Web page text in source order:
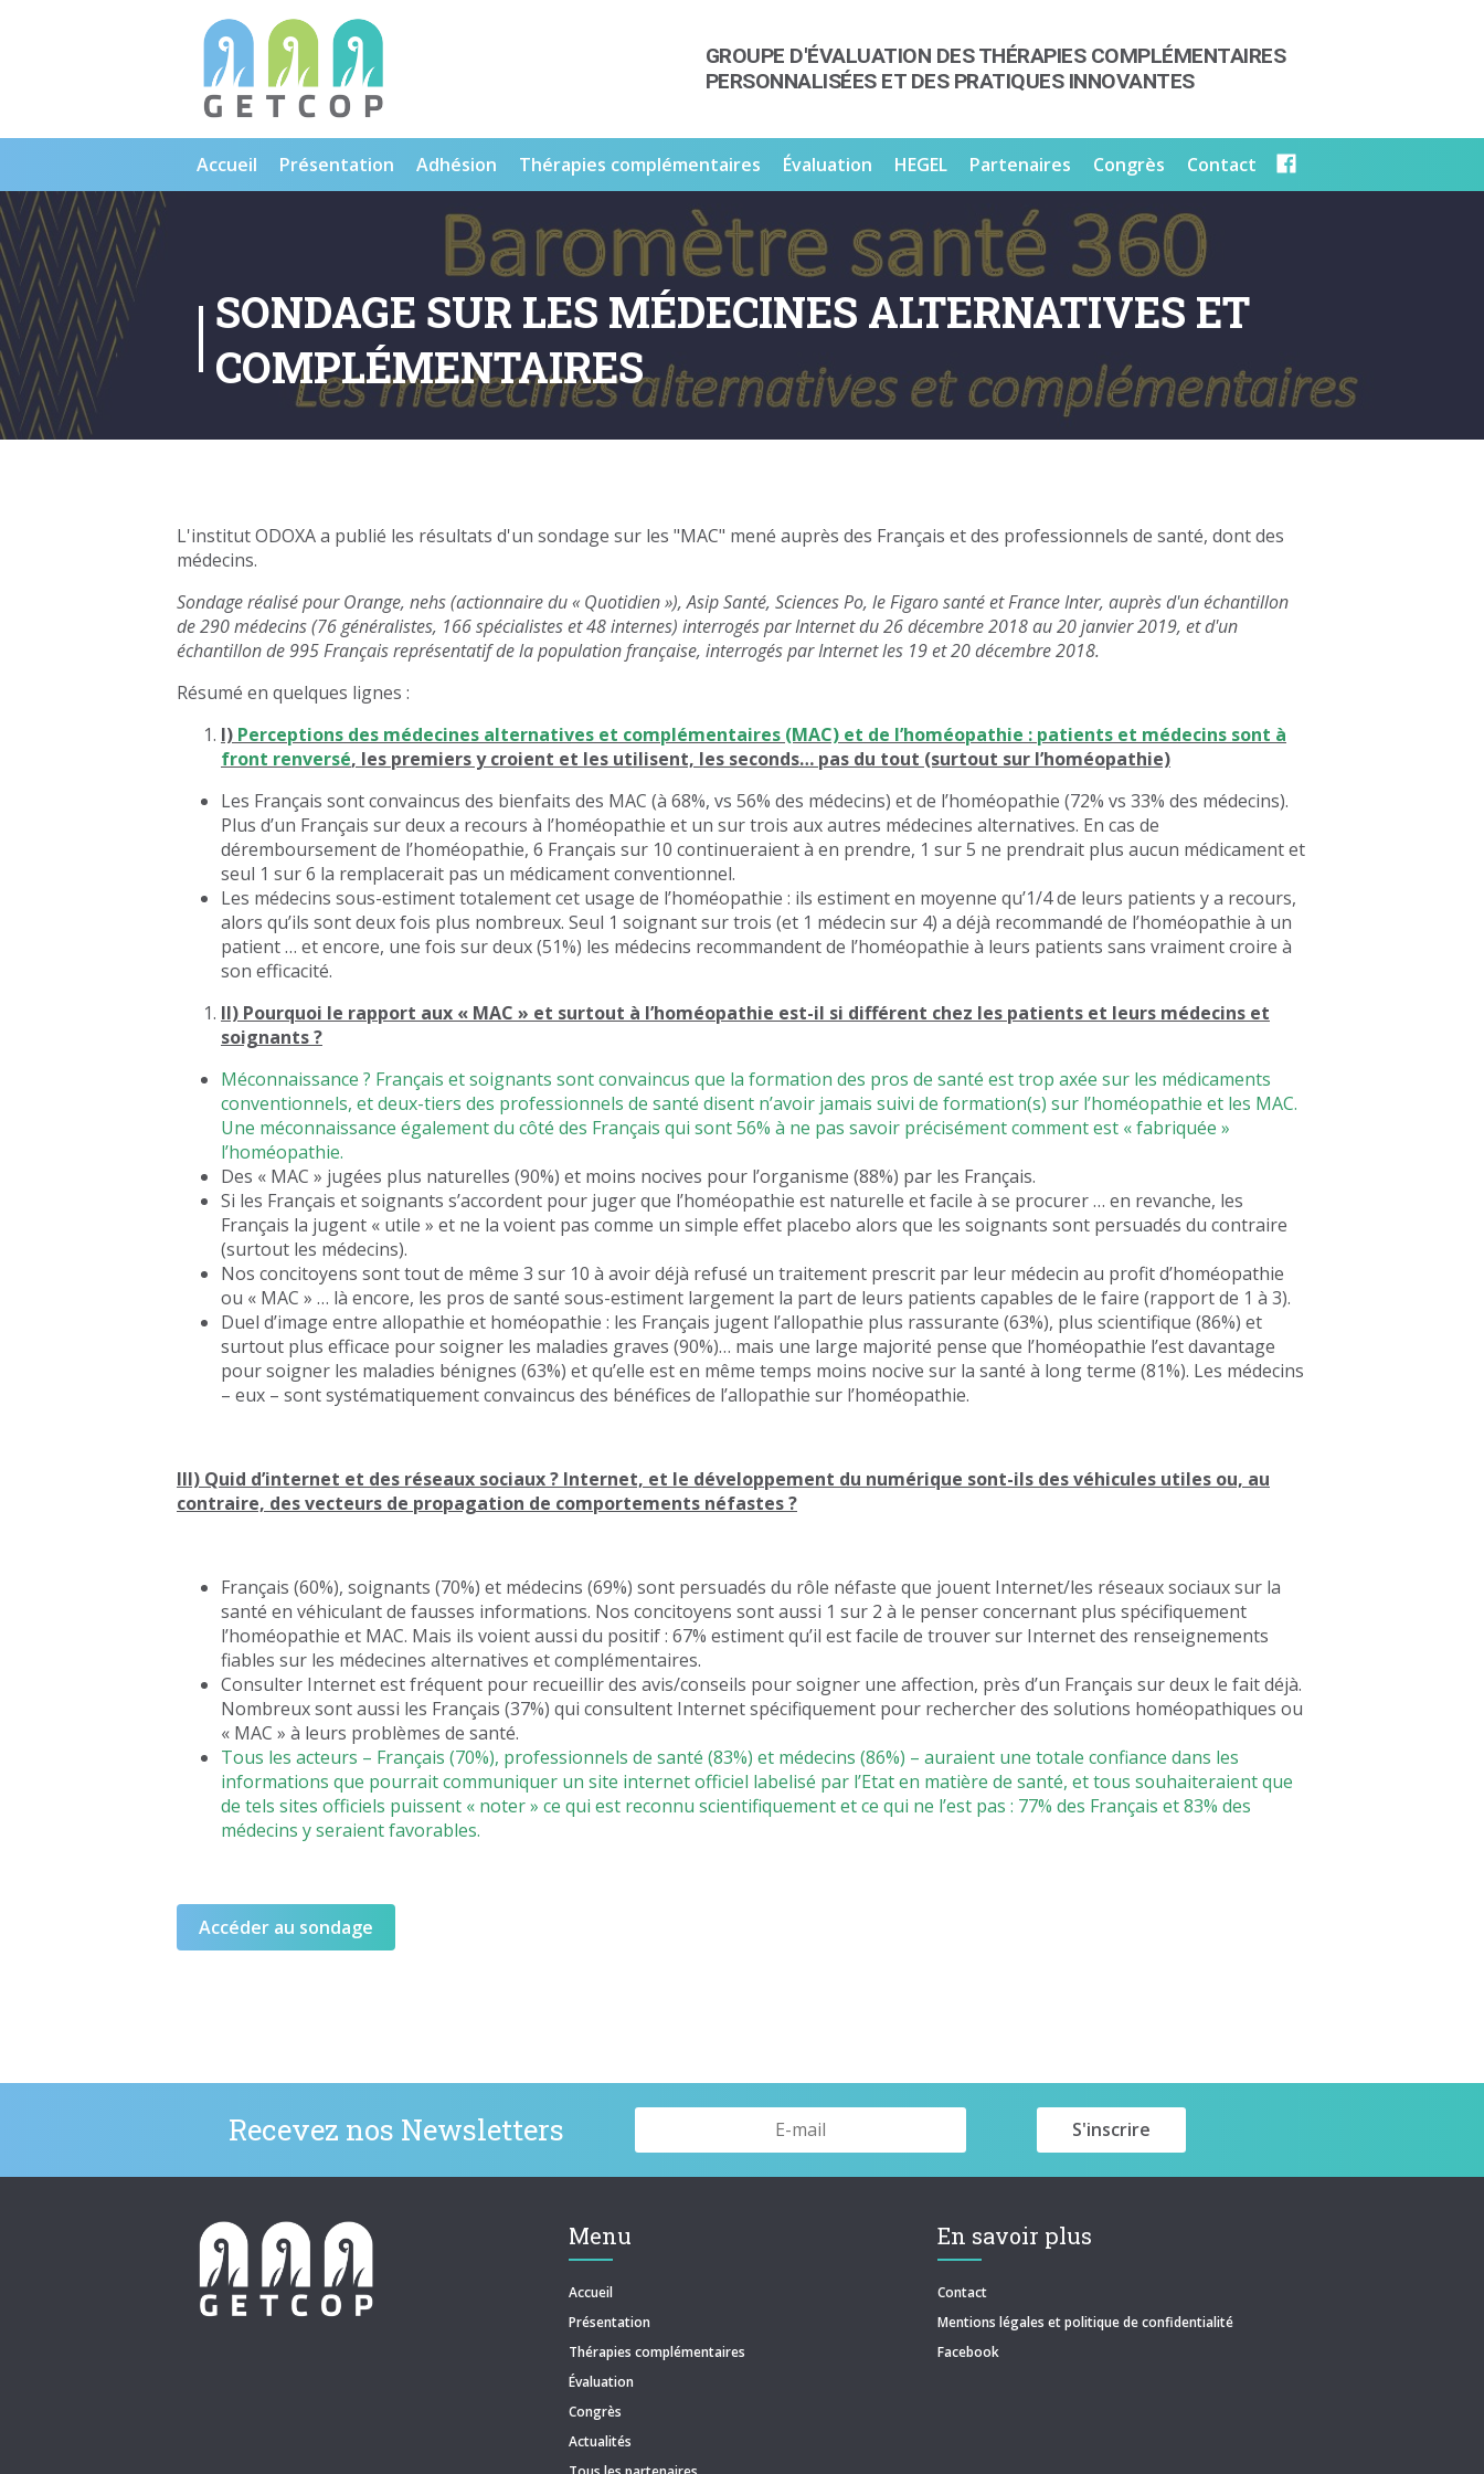
GROUPE D'ÉVALUATION DES THÉRAPIES COMPLÉMENTAIRES
PERSONNALISÉES ET DES PRATIQUES INNOVANTES
Accueil Présentation Adhésion Thérapies complémentaires Évaluation HEGEL Partenaires Congrès Contact
SONDAGE SUR LES MÉDECINES ALTERNATIVES ET
COMPLÉMENTAIRES
L'institut ODOXA a publié les résultats d'un sondage sur les "MAC" mené auprès des Français et des professionnels de santé, dont des
médecins.
Sondage réalisé pour Orange, nehs (actionnaire du « Quotidien »), Asip Santé, Sciences Po, le Figaro santé et France Inter, auprès d'un échantillon
de 290 médecins (76 généralistes, 166 spécialistes et 48 internes) interrogés par Internet du 26 décembre 2018 au 20 janvier 2019, et d'un
échantillon de 995 Français représentatif de la population française, interrogés par Internet les 19 et 20 décembre 2018.
Résumé en quelques lignes :
I) Perceptions des médecines alternatives et complémentaires (MAC) et de l’homéopathie : patients et médecins sont à
front renversé, les premiers y croient et les utilisent, les seconds… pas du tout (surtout sur l’homéopathie)
Les Français sont convaincus des bienfaits des MAC (à 68%, vs 56% des médecins) et de l’homéopathie (72% vs 33% des médecins).
Plus d’un Français sur deux a recours à l’homéopathie et un sur trois aux autres médecines alternatives. En cas de
déremboursement de l’homéopathie, 6 Français sur 10 continueraient à en prendre, 1 sur 5 ne prendrait plus aucun médicament et
seul 1 sur 6 la remplacerait pas un médicament conventionnel.
Les médecins sous-estiment totalement cet usage de l’homéopathie : ils estiment en moyenne qu’1/4 de leurs patients y a recours,
alors qu’ils sont deux fois plus nombreux. Seul 1 soignant sur trois (et 1 médecin sur 4) a déjà recommandé de l’homéopathie à un
patient … et encore, une fois sur deux (51%) les médecins recommandent de l’homéopathie à leurs patients sans vraiment croire à
son efficacité.
II) Pourquoi le rapport aux « MAC » et surtout à l’homéopathie est-il si différent chez les patients et leurs médecins et
soignants ?
Méconnaissance ? Français et soignants sont convaincus que la formation des pros de santé est trop axée sur les médicaments
conventionnels, et deux-tiers des professionnels de santé disent n’avoir jamais suivi de formation(s) sur l’homéopathie et les MAC.
Une méconnaissance également du côté des Français qui sont 56% à ne pas savoir précisément comment est « fabriquée »
l’homéopathie.
Des « MAC » jugées plus naturelles (90%) et moins nocives pour l’organisme (88%) par les Français.
Si les Français et soignants s’accordent pour juger que l’homéopathie est naturelle et facile à se procurer … en revanche, les
Français la jugent « utile » et ne la voient pas comme un simple effet placebo alors que les soignants sont persuadés du contraire
(surtout les médecins).
Nos concitoyens sont tout de même 3 sur 10 à avoir déjà refusé un traitement prescrit par leur médecin au profit d’homéopathie
ou « MAC » … là encore, les pros de santé sous-estiment largement la part de leurs patients capables de le faire (rapport de 1 à 3).
Duel d’image entre allopathie et homéopathie : les Français jugent l’allopathie plus rassurante (63%), plus scientifique (86%) et
surtout plus efficace pour soigner les maladies graves (90%)… mais une large majorité pense que l’homéopathie l’est davantage
pour soigner les maladies bénignes (63%) et qu’elle est en même temps moins nocive sur la santé à long terme (81%). Les médecins
– eux – sont systématiquement convaincus des bénéfices de l’allopathie sur l’homéopathie.
III) Quid d’internet et des réseaux sociaux ? Internet, et le développement du numérique sont-ils des véhicules utiles ou, au
contraire, des vecteurs de propagation de comportements néfastes ?
Français (60%), soignants (70%) et médecins (69%) sont persuadés du rôle néfaste que jouent Internet/les réseaux sociaux sur la
santé en véhiculant de fausses informations. Nos concitoyens sont aussi 1 sur 2 à le penser concernant plus spécifiquement
l’homéopathie et MAC. Mais ils voient aussi du positif : 67% estiment qu’il est facile de trouver sur Internet des renseignements
fiables sur les médecines alternatives et complémentaires.
Consulter Internet est fréquent pour recueillir des avis/conseils pour soigner une affection, près d’un Français sur deux le fait déjà.
Nombreux sont aussi les Français (37%) qui consultent Internet spécifiquement pour rechercher des solutions homéopathiques ou
« MAC » à leurs problèmes de santé.
Tous les acteurs – Français (70%), professionnels de santé (83%) et médecins (86%) – auraient une totale confiance dans les
informations que pourrait communiquer un site internet officiel labelisé par l’Etat en matière de santé, et tous souhaiteraient que
de tels sites officiels puissent « noter » ce qui est reconnu scientifiquement et ce qui ne l’est pas : 77% des Français et 83% des
médecins y seraient favorables.
Accéder au sondage
Recevez nos Newsletters
Menu
Accueil
Présentation
Thérapies complémentaires
Évaluation
Congrès
Actualités
En savoir plus
Contact
Mentions légales et politique de confidentialité
Facebook